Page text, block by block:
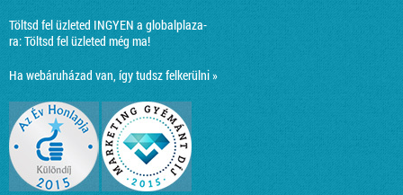
Töltsd fel üzleted INGYEN a globalplaza-
ra:Töltsd fel üzleted még ma!
Ha webáruházad van, így tudsz felkerülni »